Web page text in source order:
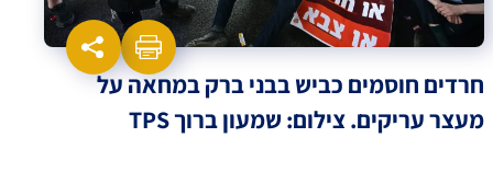
חרדים חוסמים כביש בבני ברק במחאה על
מעצר עריקים. צילום: שמעון ברוך TPS